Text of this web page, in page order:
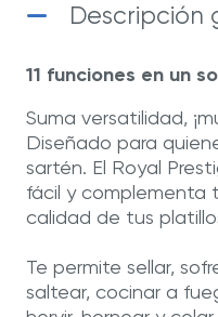
Descripción
11 funciones en un
Suma versatilidad,
Diseñado para
sartén. El Royal
fácil y complementa
calidad de tus
Te permite sellar,
saltear, cocinar a